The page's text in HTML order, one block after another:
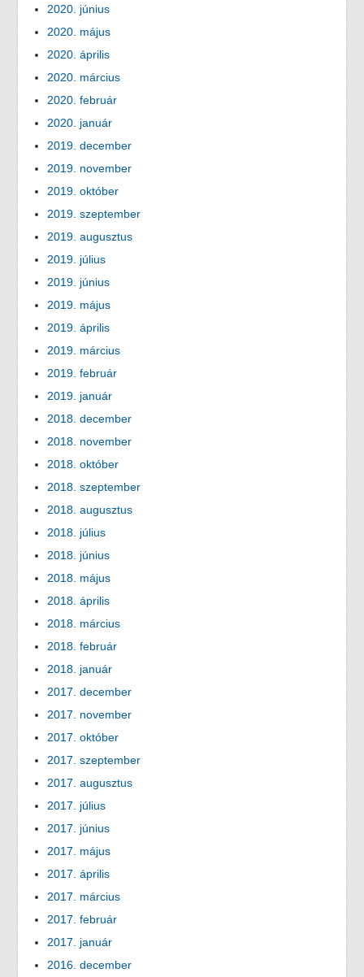
2020. június
2020. május
2020. április
2020. március
2020. február
2020. január
2019. december
2019. november
2019. október
2019. szeptember
2019. augusztus
2019. július
2019. június
2019. május
2019. április
2019. március
2019. február
2019. január
2018. december
2018. november
2018. október
2018. szeptember
2018. augusztus
2018. július
2018. június
2018. május
2018. április
2018. március
2018. február
2018. január
2017. december
2017. november
2017. október
2017. szeptember
2017. augusztus
2017. július
2017. június
2017. május
2017. április
2017. március
2017. február
2017. január
2016. december